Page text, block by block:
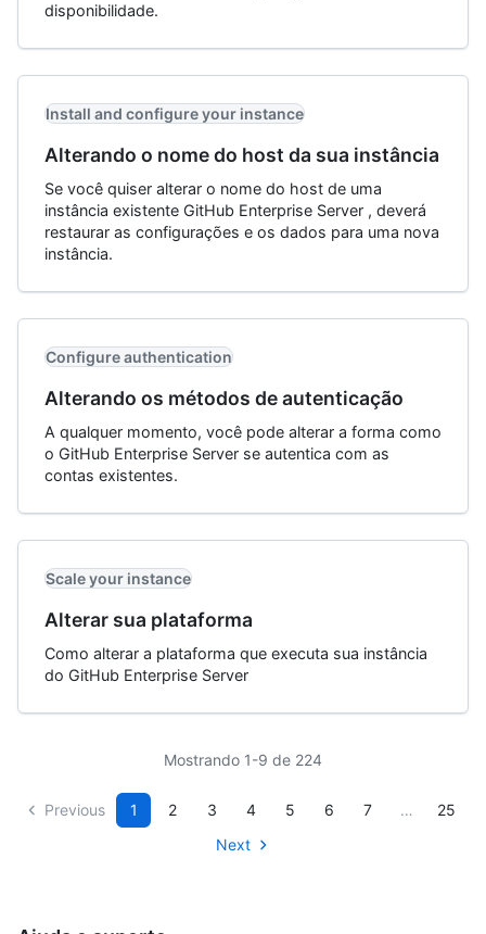
disponibilidade.
Install and configure your instance
Alterando o nome do host da sua instância
Se você quiser alterar o nome do host de uma
instância existente GitHub Enterprise Server , deverá
restaurar as configurações e os dados para uma nova
instância.
Configure authentication
Alterando os métodos de autenticação
A qualquer momento, você pode alterar a forma como
o GitHub Enterprise Server se autentica com as
contas existentes.
Scale your instance
Alterar sua plataforma
Como alterar a plataforma que executa sua instância
do GitHub Enterprise Server
Mostrando 1-9 de 224
Previous 1 2 3 4 5 6 7 …
25
Next